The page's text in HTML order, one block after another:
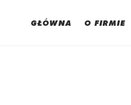
GŁÓWNA O FIRMIE